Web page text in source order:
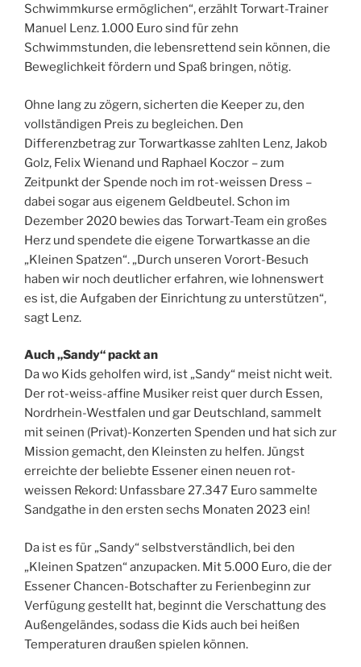
Schwimmkurse ermöglichen“, erzählt Torwart-Trainer
Manuel Lenz. 1.000 Euro sind für zehn
Schwimmstunden, die lebensrettend sein können, die
Beweglichkeit fördern und Spaß bringen, nötig.
Ohne lang zu zögern, sicherten die Keeper zu, den
vollständigen Preis zu begleichen. Den
Differenzbetrag zur Torwartkasse zahlten Lenz, Jakob
Golz, Felix Wienand und Raphael Koczor – zum
Zeitpunkt der Spende noch im rot-weissen Dress –
dabei sogar aus eigenem Geldbeutel. Schon im
Dezember 2020 bewies das Torwart-Team ein großes
Herz und spendete die eigene Torwartkasse an die
„Kleinen Spatzen“. „Durch unseren Vorort-Besuch
haben wir noch deutlicher erfahren, wie lohnenswert
es ist, die Aufgaben der Einrichtung zu unterstützen“,
sagt Lenz.
Auch „Sandy“ packt an
Da wo Kids geholfen wird, ist „Sandy“ meist nicht weit.
Der rot-weiss-affine Musiker reist quer durch Essen,
Nordrhein-Westfalen und gar Deutschland, sammelt
mit seinen (Privat)-Konzerten Spenden und hat sich zur
Mission gemacht, den Kleinsten zu helfen. Jüngst
erreichte der beliebte Essener einen neuen rot-
weissen Rekord: Unfassbare 27.347 Euro sammelte
Sandgathe in den ersten sechs Monaten 2023 ein!
Da ist es für „Sandy“ selbstverständlich, bei den
„Kleinen Spatzen“ anzupacken. Mit 5.000 Euro, die der
Essener Chancen-Botschafter zu Ferienbeginn zur
Verfügung gestellt hat, beginnt die Verschattung des
Außengeländes, sodass die Kids auch bei heißen
Temperaturen draußen spielen können.